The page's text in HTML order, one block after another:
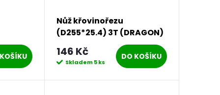
Nůž křovinořezu
(D255*25.4) 3T (DRAGON)
PROCRAFT | H-3T/D
146 Kč
Skladem5 ks
DO KOŠÍKU